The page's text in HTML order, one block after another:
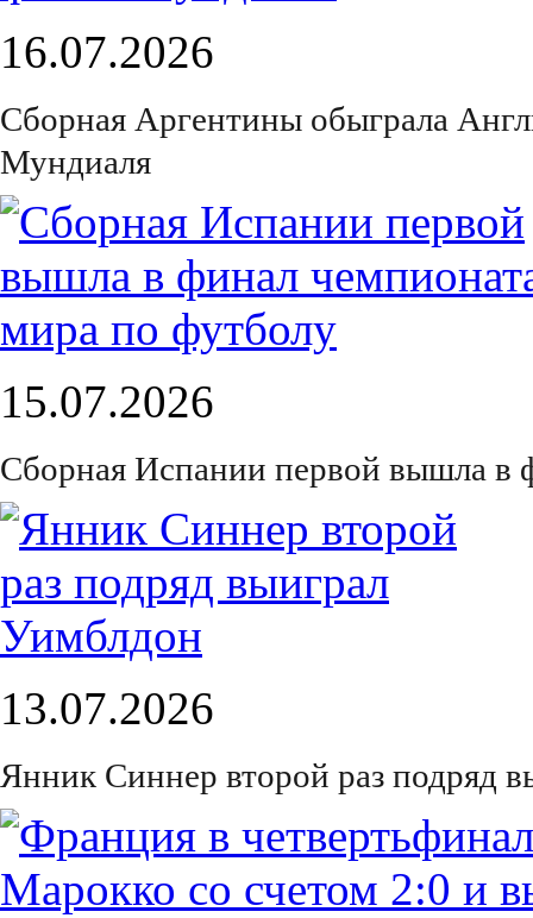
16.07.2026
Сборная Аргентины обыграла
Мундиаля
15.07.2026
Сборная Испании первой вышла в
13.07.2026
Янник Синнер второй раз подряд